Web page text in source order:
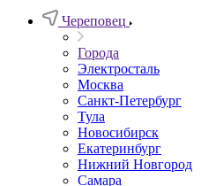
Череповец
Города
Электросталь
Москва
Санкт-Петербург
Тула
Новосибирск
Екатеринбург
Нижний Новгород
Самара